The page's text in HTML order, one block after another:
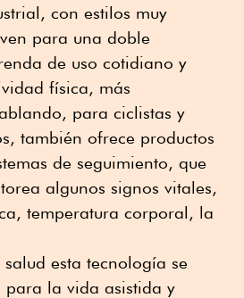
con estilos muy
para una doble
de uso cotidiano y
física, más
para ciclistas y
también ofrece productos
de seguimiento, que
algunos signos vitales,
temperatura corporal, la
esta tecnología se
para la vida asistida y